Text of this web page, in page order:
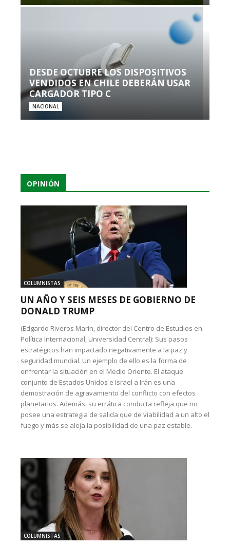
DESDE OCTUBRE LOS DISPOSITIVOS
VENDIDOS EN CHILE DEBERÁN USAR
CARGADOR TIPO C
NACIONAL
OPINIÓN
COLUMNISTAS
UN AÑO Y SEIS MESES DE GOBIERNO DE
DONALD TRUMP
(Edgardo Riveros Marín, director del Centro de Estudios en
Política Internacional, Universidad Central): Sus pasos
estratégicos han impactado negativamente a la paz y
seguridad mundial. Un ejemplo de ello es la forma de
enfrentar la situación en el Medio Oriente. El ataque
conjunto de Estados Unidos e Israel a Irán es una
demostración de agravamiento del conflicto con efectos
planetarios. Además, su errática conducta refleja que no
posee una estrategia de salida que de viabilidad a un alto el
fuego y más se aleja la posibilidad de una paz estable.
COLUMNISTAS